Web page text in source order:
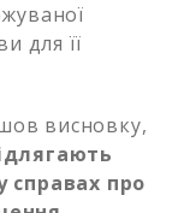
для її
висновку,
справах про